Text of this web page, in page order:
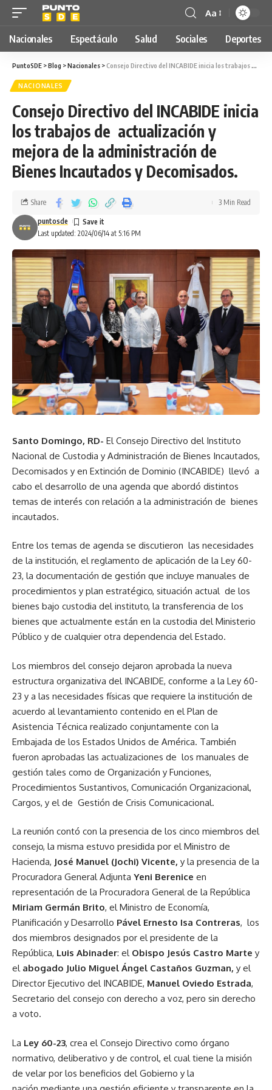
Aa
Nacionales Espectáculo Salud Sociales Deportes
PuntoSDE >Blog >Nacionales >Consejo Directivo del INCABIDE inicia los trabajos de actualización y mejora de la administración de Bienes Incautados y Decomisados.
NACIONALES
Consejo Directivo del INCABIDE inicia
los trabajos de actualización y
mejora de la administración de
Bienes Incautados y Decomisados.
Last updated: 2024/06/14 at 5:16 PM
puntosde
Share 3 Min Read
Santo Domingo, RD- El Consejo Directivo del Instituto
Nacional de Custodia y Administración de Bienes Incautados,
Decomisados y en Extinción de Dominio (INCABIDE) llevó a
cabo el desarrollo de una agenda que abordó distintos
temas de interés con relación a la administración de bienes
incautados.
Entre los temas de agenda se discutieron las necesidades
de la institución, el reglamento de aplicación de la Ley 60-
23, la documentación de gestión que incluye manuales de
procedimientos y plan estratégico, situación actual de los
bienes bajo custodia del instituto, la transferencia de los
bienes que actualmente están en la custodia del Ministerio
Público y de cualquier otra dependencia del Estado.
Los miembros del consejo dejaron aprobada la nueva
estructura organizativa del INCABIDE, conforme a la Ley 60-
23 y a las necesidades físicas que requiere la institución de
acuerdo al levantamiento contenido en el Plan de
Asistencia Técnica realizado conjuntamente con la
Embajada de los Estados Unidos de América. También
fueron aprobadas las actualizaciones de los manuales de
gestión tales como de Organización y Funciones,
Procedimientos Sustantivos, Comunicación Organizacional,
Cargos, y el de Gestión de Crisis Comunicacional.
La reunión contó con la presencia de los cinco miembros del
consejo, la misma estuvo presidida por el Ministro de
Hacienda, José Manuel (Jochi) Vicente, y la presencia de la
Procuradora General Adjunta Yeni Berenice en
representación de la Procuradora General de la República
Miriam Germán Brito, el Ministro de Economía,
Planificación y Desarrollo Pável Ernesto Isa Contreras, los
dos miembros designados por el presidente de la
República, Luis Abinader: el Obispo Jesús Castro Marte y
el abogado Julio Miguel Ángel Castaños Guzman, y el
Director Ejecutivo del INCABIDE, Manuel Oviedo Estrada,
Secretario del consejo con derecho a voz, pero sin derecho
a voto.
La Ley 60-23, crea el Consejo Directivo como órgano
normativo, deliberativo y de control, el cual tiene la misión
de velar por los beneficios del Gobierno y la